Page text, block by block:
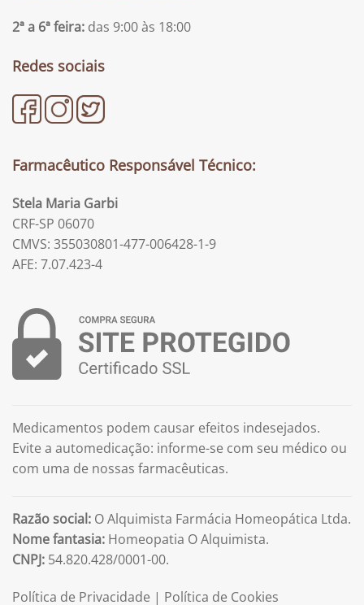
2ª a 6ª feira: das 9:00 às 18:00
Redes sociais
Farmacêutico Responsável Técnico:
Stela Maria Garbi
CRF-SP 06070
CMVS: 355030801-477-006428-1-9
AFE: 7.07.423-4
Medicamentos podem causar efeitos indesejados.
Evite a automedicação: informe-se com seu médico ou
com uma de nossas farmacêuticas.
Razão social: O Alquimista Farmácia Homeopática Ltda.
Nome fantasia: Homeopatia O Alquimista.
CNPJ: 54.820.428/0001-00.
Política de Privacidade | Política de Cookies